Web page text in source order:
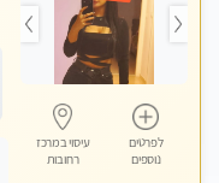
לפרטים
נוספים
עיסוי במרכז
רחובות